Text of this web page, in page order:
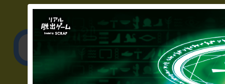
▼一般のお客様
公演内容、チケット